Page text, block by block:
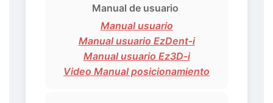
Manual de usuario
Manual usuario
Manual usuario EzDent-i
Manual usuario Ez3D-i
Video Manual posicionamiento